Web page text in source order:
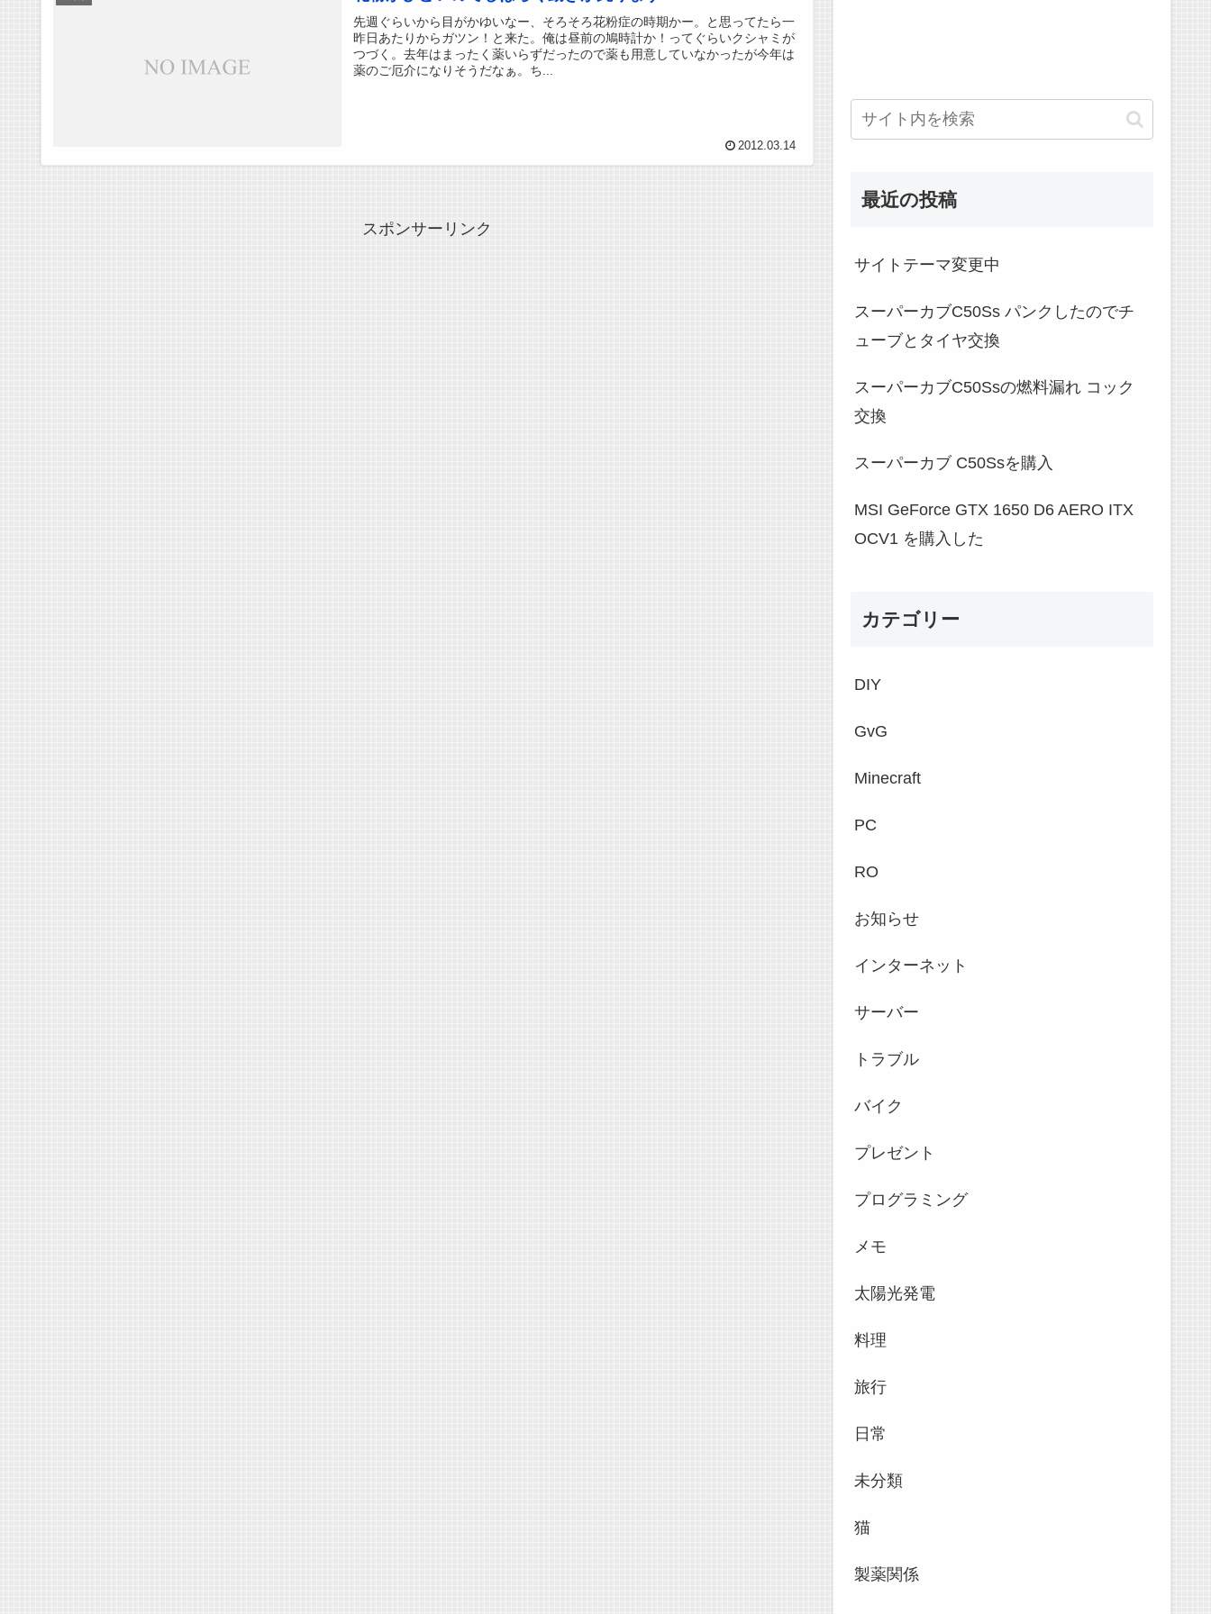
先週ぐらいから目がかゆいなー、そろそろ花粉症の時期かー。と思ってたら一
昨日あたりからガツン！と来た。俺は昼前の鳩時計か！ってぐらいクシャミが
つづく。去年はまったく薬いらずだったので薬も用意していなかったが今年は
薬のご厄介になりそうだなぁ。ち...
2012.03.14
スポンサーリンク
最近の投稿
サイトテーマ変更中
スーパーカブC50Ss パンクしたのでチ
ューブとタイヤ交換
スーパーカブC50Ssの燃料漏れ コック
交換
スーパーカブ C50Ssを購入
MSI GeForce GTX 1650 D6 AERO ITX
OCV1 を購入した
カテゴリー
DIY
GvG
Minecraft
PC
RO
お知らせ
インターネット
サーバー
トラブル
バイク
プレゼント
プログラミング
メモ
太陽光発電
料理
旅行
日常
未分類
猫
製薬関係